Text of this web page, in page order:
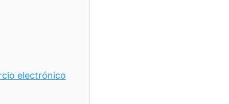
electrónico